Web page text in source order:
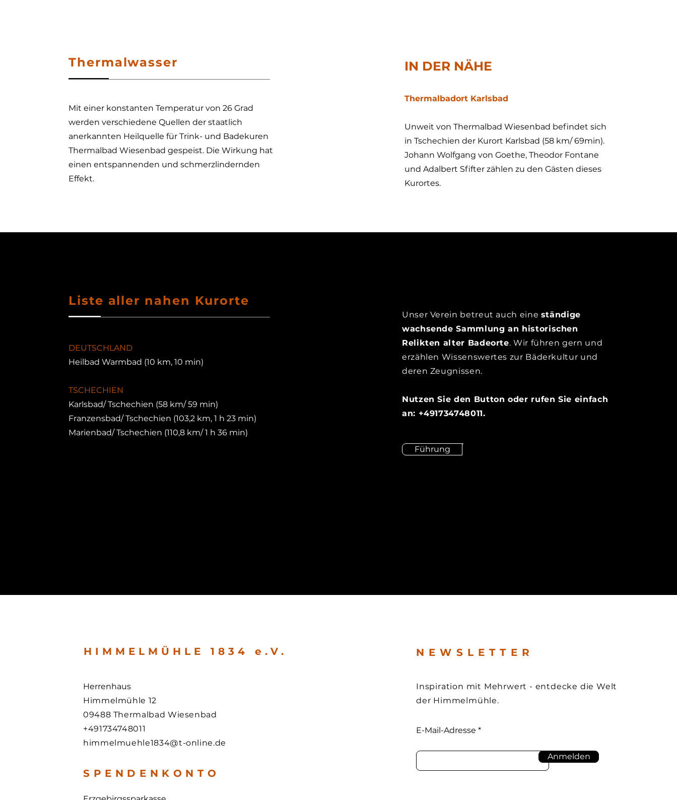
Thermalwasser
Mit einer konstanten Temperatur von 26 Grad
werden verschiedene Quellen der staatlich
anerkannten Heilquelle für Trink- und Badekuren
Thermalbad Wiesenbad gespeist. Die Wirkung hat
einen entspannenden und schmerzlindernden
Effekt.​
IN DER NÄHE
Thermalbadort Karlsbad​
Unweit von Thermalbad Wiesenbad befindet sich
in Tschechien der Kurort Karlsbad (58 km/ 69min).
Johann Wolfgang von Goethe, Theodor Fontane
und Adalbert Sfifter zählen zu den Gästen dieses
Kurortes.
Liste aller nahen Kurorte
DEUTSCHLAND
Heilbad ​Warmbad (10 km, 10 min)
TSCHECHIEN
Karlsbad/ Tschechien (58 km/ 59 min)
Franzensbad/ Tschechien (103,2 km, 1 h 23 min)
Marienbad/ Tschechien (110,8 km/ 1 h 36 min)
Unser Verein betreut auch eine ständige
wachsende Sammlung an historischen
Relikten alter Badeorte. Wir führen gern und
erzählen Wissenswertes zur Bäderkultur und
deren Zeugnissen.
Nutzen Sie den Button oder rufen Sie einfach
an: +491734748011.
Führung
HIMMELMÜHLE 1834 e.V.
Herrenhaus
Himmelmühle 12
09488 Thermalbad Wiesenbad
+491734748011
himmelmuehle1834@t-online.de
S P E N D E N K O N T O
N E W S L E T T E R
Inspiration mit Mehrwert - entdecke die Welt
der Himmelmühle.
E-Mail-Adresse
Anmelden